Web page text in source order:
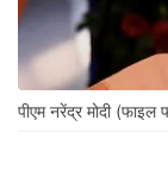
पीएम नरेंद्र मोदी (फाइल